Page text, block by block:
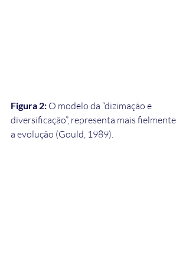
Figura 2: O modelo da “dizimação e
diversificação”, representa mais fielmente
a evolução (Gould, 1989).